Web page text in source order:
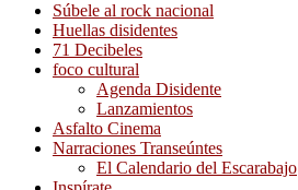
Súbele al rock nacional
Huellas disidentes
71 Decibeles
foco cultural
Agenda Disidente
Lanzamientos
Asfalto Cinema
Narraciones Transeúntes
El Calendario del Escarabajo